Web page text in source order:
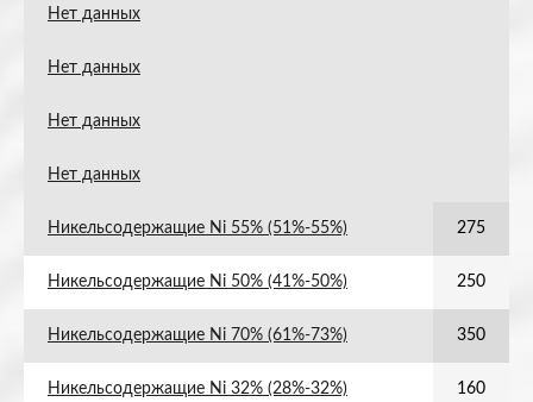
Нет данных
Нет данных
Нет данных
Нет данных
Никельсодержащие Ni 55% (51%-55%) 275
Никельсодержащие Ni 50% (41%-50%) 250
Никельсодержащие Ni 70% (61%-73%) 350
Никельсодержащие Ni 32% (28%-32%) 160